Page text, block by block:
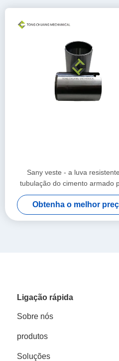
Sany veste - a luva
tubulação do cimento armado
concreto
Obtenha o melhor
Ligação rápida
Sobre nós
produtos
Soluções